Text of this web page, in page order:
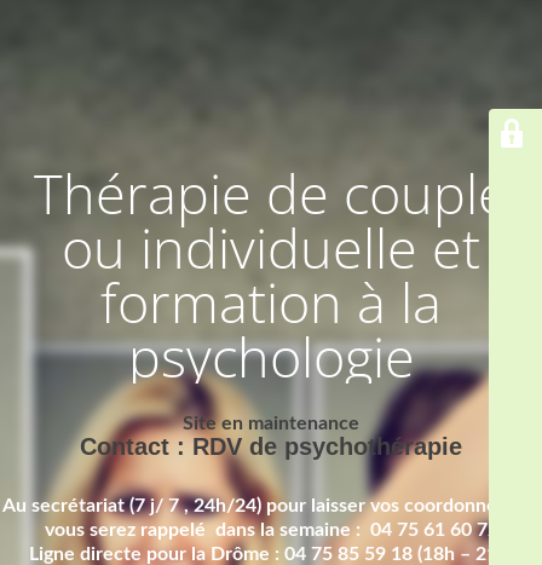
Thérapie de couple
ou individuelle et
formation à la
psychologie
Site en maintenance
Contact : RDV de psychothérapie
Au secrétariat (7 j/ 7 , 24h/24) pour laisser vos coordonnées et
vous serez rappelé dans la semaine : 04 75 61 60 72
Ligne directe pour la Drôme : 04 75 85 59 18 (18h – 21h)